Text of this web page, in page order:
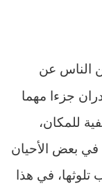
الناس عن
جزءا مهما
للمكان،
بعض الأحيان
تلوثها، في هذا